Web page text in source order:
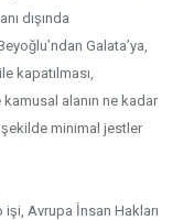
dışında
Galata’ya,
kapatılması,
alanın ne kadar
şekilde minimal jestler
işi, Avrupa İnsan Hakları